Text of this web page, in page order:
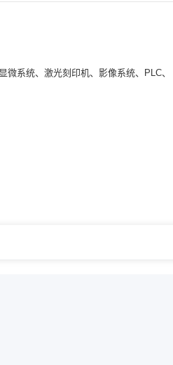
系统、激光刻印机、影像系统、PLC、